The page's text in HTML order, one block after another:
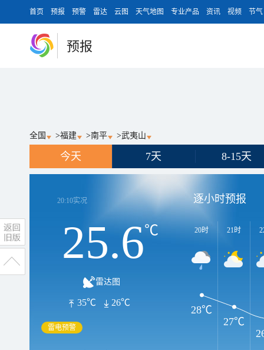
首页 预报 预警 雷达 云图 天气地图 专业产品 资讯 视频 节气
预报
全国 >福建 >南平 >武夷山
今天 7天 8-15天
20:10实况
25.6℃
雷达图
35℃ 26℃
雷电预警
逐小时预报
20时 21时
28℃
27℃